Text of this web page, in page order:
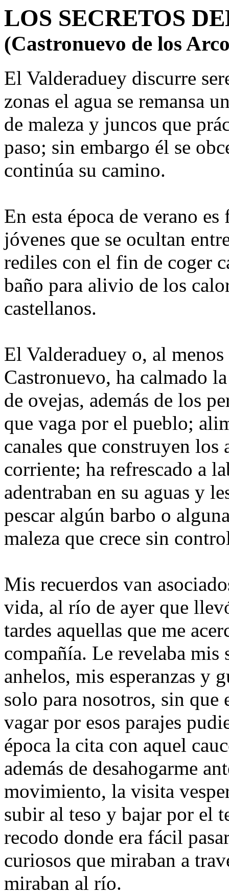
LOS SECRETOS
(Castronuevo de los
El Valderaduey discurre
zonas el agua se remansa
de maleza y juncos que
paso; sin embargo él se
continúa su camino.
En esta época de verano
jóvenes que se ocultan
rediles con el fin de coger
baño para alivio de los
castellanos.
El Valderaduey o, al
Castronuevo, ha calmado
de ovejas, además de los
que vaga por el pueblo;
canales que construyen
corriente; ha refrescado a
adentraban en su aguas y
pescar algún barbo o
maleza que crece sin
Mis recuerdos van
vida, al río de ayer que
tardes aquellas que me
compañía. Le revelaba mis
anhelos, mis esperanzas y
solo para nosotros, sin que
vagar por esos parajes
época la cita con aquel
además de desahogarme
movimiento, la visita
subir al teso y bajar por el
recodo donde era fácil
curiosos que miraban a
miraban al río.